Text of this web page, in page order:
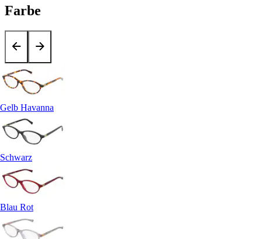
Farbe
Gelb Havanna
Schwarz
Blau Rot